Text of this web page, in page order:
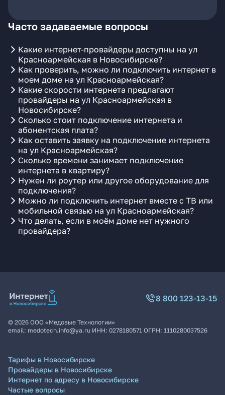
Часто задаваемые вопросы
Какие интернет-провайдеры доступны на ул
Красноармейская в Новосибирске?
Как проверить, можно ли подключить интернет в
моем доме на ул Красноармейская?
Какие скорости интернета предлагают
провайдеры на ул Красноармейская в
Новосибирске?
Сколько стоит подключение интернета и
абонентская плата?
Как оставить заявку на подключение интернета
на ул Красноармейская?
Сколько времени занимает подключение
интернета в квартиру?
Нужен ли роутер или другое оборудование для
подключения?
Можно ли подключить интернет вместе с ТВ или
мобильной связью на ул Красноармейская?
Что делать, если в моём доме нет нужного
провайдера?
8 800 123-13-15
© 2026 ООО «Медовые Технологии»
email: medotech.info@ya.ru ИНН: 0278180571 ОГРН: 1110280037526
Тарифы в Новосибирске
Провайдеры в Новосибирске
Интернет по адресу в Новосибирске
Частые вопросы